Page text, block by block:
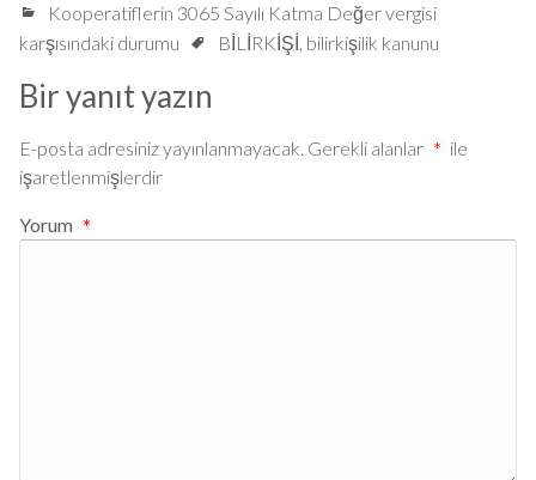
Kooperatiflerin 3065 Sayılı Katma Değer vergisi
karşısındaki durumu
BİLİRKİŞİ, bilirkişilik kanunu
Bir yanıt yazın
E-posta adresiniz yayınlanmayacak. Gerekli alanlar * ile
işaretlenmişlerdir
Yorum *